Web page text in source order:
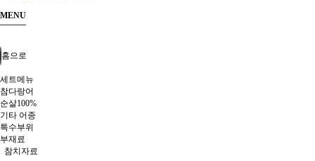
MENU
홈으로
세트메뉴
참다랑어
순살100%
기타 어종
특수부위
부재료
참치자료